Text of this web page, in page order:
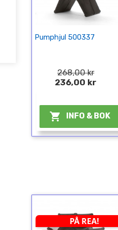
Pumphjul 500337
268,00 kr
236,00 kr
 INFO & BOK
PÅ REA!